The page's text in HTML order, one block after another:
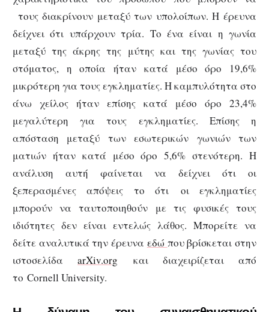
τους διακρίνουν μεταξύ των υπολοίπων. Η έρευνα
δείχνει ότι υπάρχουν τρία. Το ένα είναι η γωνία
μεταξύ της άκρης της μύτης και της γωνίας του
στόματος, η οποία ήταν κατά μέσο όρο 19,6%
μικρότερη για τους εγκληματίες. Η καμπυλότητα στο
άνω χείλος ήταν επίσης κατά μέσο όρο 23,4%
μεγαλύτερη για τους εγκληματίες. Επίσης η
απόσταση μεταξύ των εσωτερικών γωνιών των
ματιών ήταν κατά μέσο όρο 5,6% στενότερη. Η
ανάλυση αυτή φαίνεται να δείχνει ότι οι
ξεπερασμένες απόψεις το ότι οι εγκληματίες
μπορούν να ταυτοποιηθούν με τις φυσικές τους
ιδιότητες δεν είναι εντελώς λάθος. Μπορείτε να
δείτε αναλυτικά την έρευνα εδώ που βρίσκεται στην
ιστοσελίδα arΧiv.org και διαχειρίζεται από
το Cornell University.